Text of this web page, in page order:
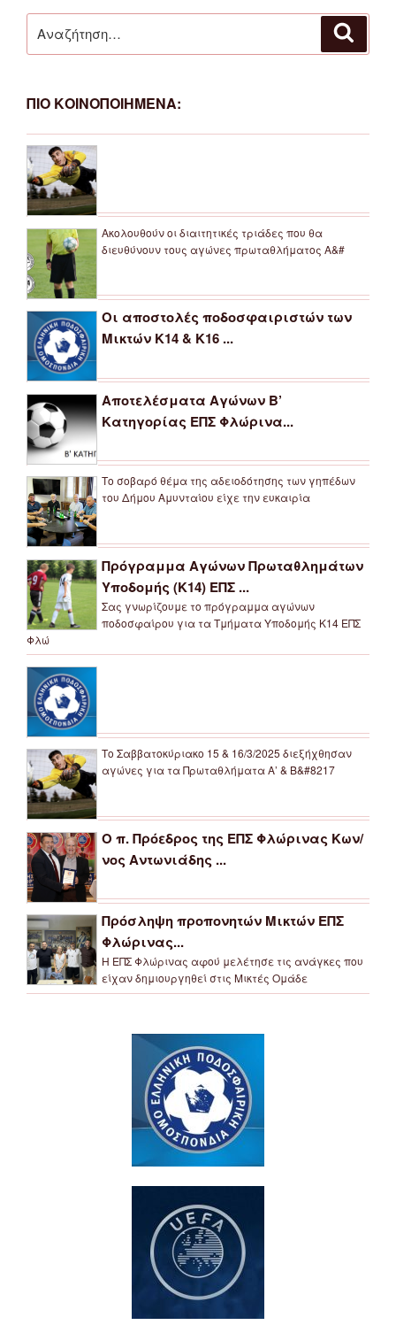
για:
ΠΙΟ ΚΟΙΝΟΠΟΙΗΜΕΝΑ:
Ακολουθούν οι διαιτητικές τριάδες που θα
διευθύνουν τους αγώνες πρωταθλήματος Α&#
Οι αποστολές ποδοσφαιριστών των
Μικτών Κ14 & Κ16 ...
Αποτελέσματα Αγώνων Β’
Κατηγορίας ΕΠΣ Φλώρινα...
Το σοβαρό θέμα της αδειοδότησης των γηπέδων
του Δήμου Αμυνταίου είχε την ευκαιρία
Πρόγραμμα Αγώνων Πρωταθλημάτων
Υποδομής (Κ14) ΕΠΣ ...
Σας γνωρίζουμε το πρόγραμμα αγώνων
ποδοσφαίρου για τα Τμήματα Υποδομής Κ14 ΕΠΣ
Φλώ
Το Σαββατοκύριακο 15 & 16/3/2025 διεξήχθησαν
αγώνες για τα Πρωταθλήματα Α’ & Β&#8217
Ο π. Πρόεδρος της ΕΠΣ Φλώρινας Κων/
νος Αντωνιάδης ...
Πρόσληψη προπονητών Μικτών ΕΠΣ
Φλώρινας...
Η ΕΠΣ Φλώρινας αφού μελέτησε τις ανάγκες που
είχαν δημιουργηθεί στις Μικτές Ομάδε